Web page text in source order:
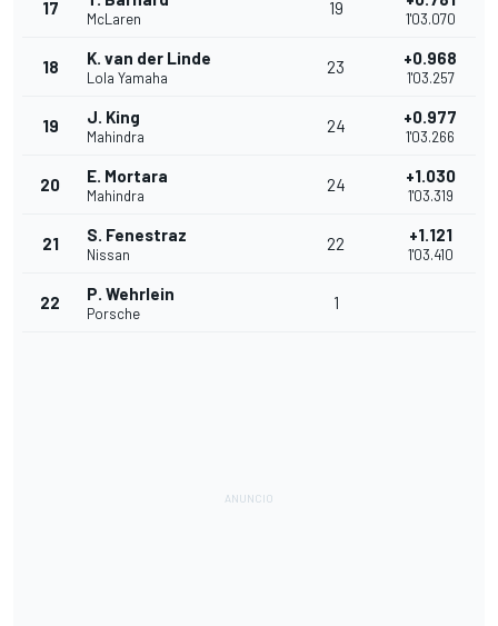
17
McLaren
19
1'03.070
18 K. van der Linde
Lola Yamaha
23 +0.968
1'03.257
19 J. King
Mahindra
24 +0.977
1'03.266
20 E. Mortara
Mahindra
24 +1.030
1'03.319
21 S. Fenestraz
Nissan
22 +1.121
1'03.410
22 P. Wehrlein
Porsche
1